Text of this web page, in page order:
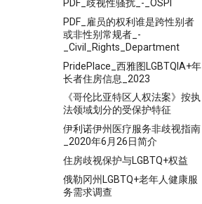
PDF_歧视性骚扰_-_OSPI
PDF_雇员的权利谁是跨性别者
或非性别常规者_-
_Civil_Rights_Department
PridePlace_西雅图LGBTQIA+年
长者住房信息_2023
《哥伦比亚特区人权法案》按执
法领域划分的受保护特征
伊利诺伊州医疗服务非歧视指南
_2020年6月26日简介
住房歧视保护与LGBTQ+权益
俄勒冈州LGBTQ+老年人健康服
务需求调查